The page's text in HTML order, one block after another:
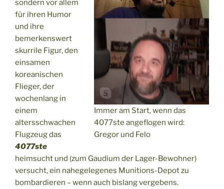
Immer am Start, wenn das
4077ste angeflogen wird:
Gregor und Felo
sondern vor allem
für ihren Humor
und ihre
bemerkenswert
skurrile Figur, den
einsamen
koreanischen
Flieger, der
wochenlang in
einem
altersschwachen
Flugzeug das
4077ste
heimsucht und (zum Gaudium der Lager-Bewohner)
versucht, ein nahegelegenes Munitions-Depot zu
bombardieren – wenn auch bislang vergebens.